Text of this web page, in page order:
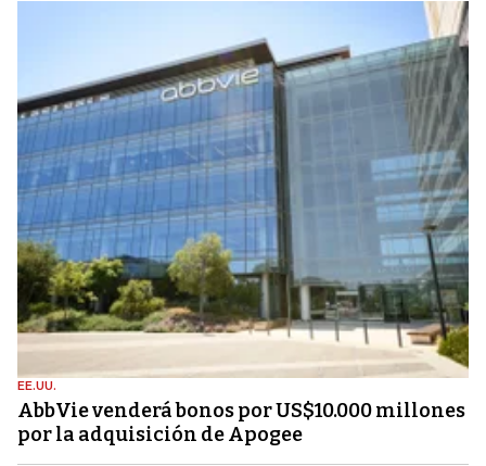
EE.UU.
AbbVie venderá bonos por US$10.000 millones
por la adquisición de Apogee